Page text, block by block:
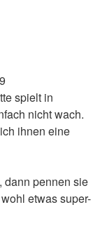
spielt in
nicht wach.
ihnen eine
dann pennen sie
etwas super-